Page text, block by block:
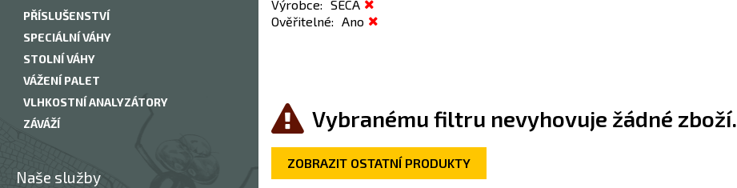
PŘÍSLUŠENSTVÍ
SPECIÁLNÍ VÁHY
STOLNÍ VÁHY
VÁŽENÍ PALET
VLHKOSTNÍ ANALYZÁTORY
ZÁVÁŽÍ
Naše služby
Výrobce: SECA
Ověřitelné: Ano
Vybranému filtru nevyhovuje žádné zboží.
ZOBRAZIT OSTATNÍ PRODUKTY